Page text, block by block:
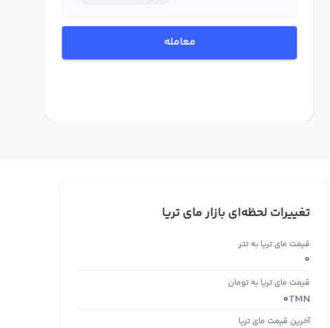
معامله
تغییرات لحظه‌ای بازار مای تریا
قیمت مای تریا به تتر
0
قیمت مای تریا به تومان
TMN
0
آخرین قیمت مای تریا